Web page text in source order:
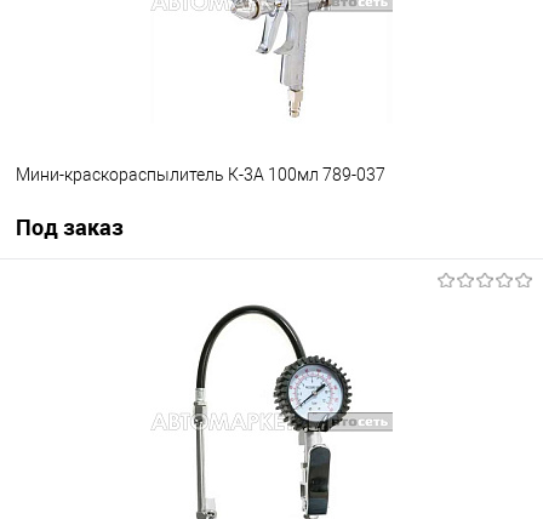
Мини-краскораспылитель К-3А 100мл 789-037
Под заказ
Под заказ